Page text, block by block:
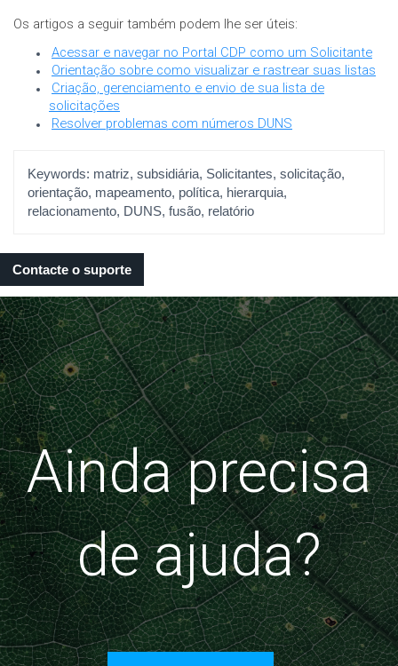
Os artigos a seguir também podem lhe ser úteis:
Acessar e navegar no Portal CDP como um Solicitante
Orientação sobre como visualizar e rastrear suas listas
Criação, gerenciamento e envio de sua lista de
solicitações
Resolver problemas com números DUNS
Keywords: matriz, subsidiária, Solicitantes, solicitação,
orientação, mapeamento, política, hierarquia,
relacionamento, DUNS, fusão, relatório
Contacte o suporte
Ainda precisa
de ajuda?